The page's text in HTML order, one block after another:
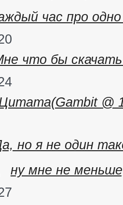
час про
что бы скачать
@
но я не один
ну мне не